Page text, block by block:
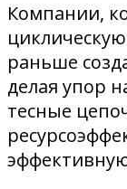
Компании,
раньше
делая упор
тесные